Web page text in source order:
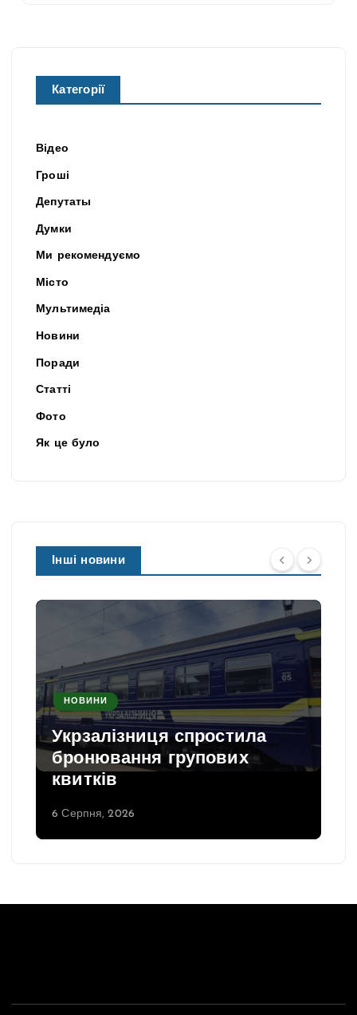
Категорії
Відео
Гроші
Депутаты
Думки
Ми рекомендуємо
Місто
Мультимедіа
Новини
Поради
Статті
Фото
Як це було
Інші новини
НОВИНИ
Укрзалізниця спростила
бронювання групових
квитків
6 Серпня, 2026